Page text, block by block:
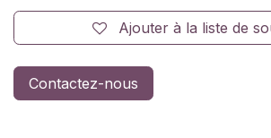
Ajouter à la liste de
Contactez-nous